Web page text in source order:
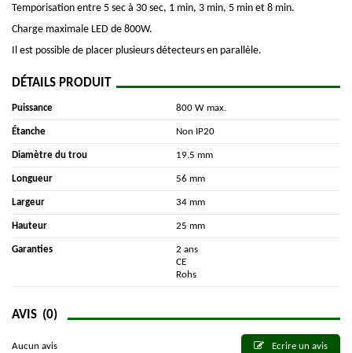
Temporisation entre 5 sec à 30 sec, 1 min, 3 min, 5 min et 8 min.
Charge maximale LED de 800W.
Il est possible de placer plusieurs détecteurs en parallèle.
DÉTAILS PRODUIT
Puissance 800 W max.
Étanche Non IP20
Diamètre du trou 19.5 mm
Longueur 56 mm
Largeur 34 mm
Hauteur 25 mm
Garanties
2 ans
CE
Rohs
AVIS (0)
Aucun avis Ecrire un avis